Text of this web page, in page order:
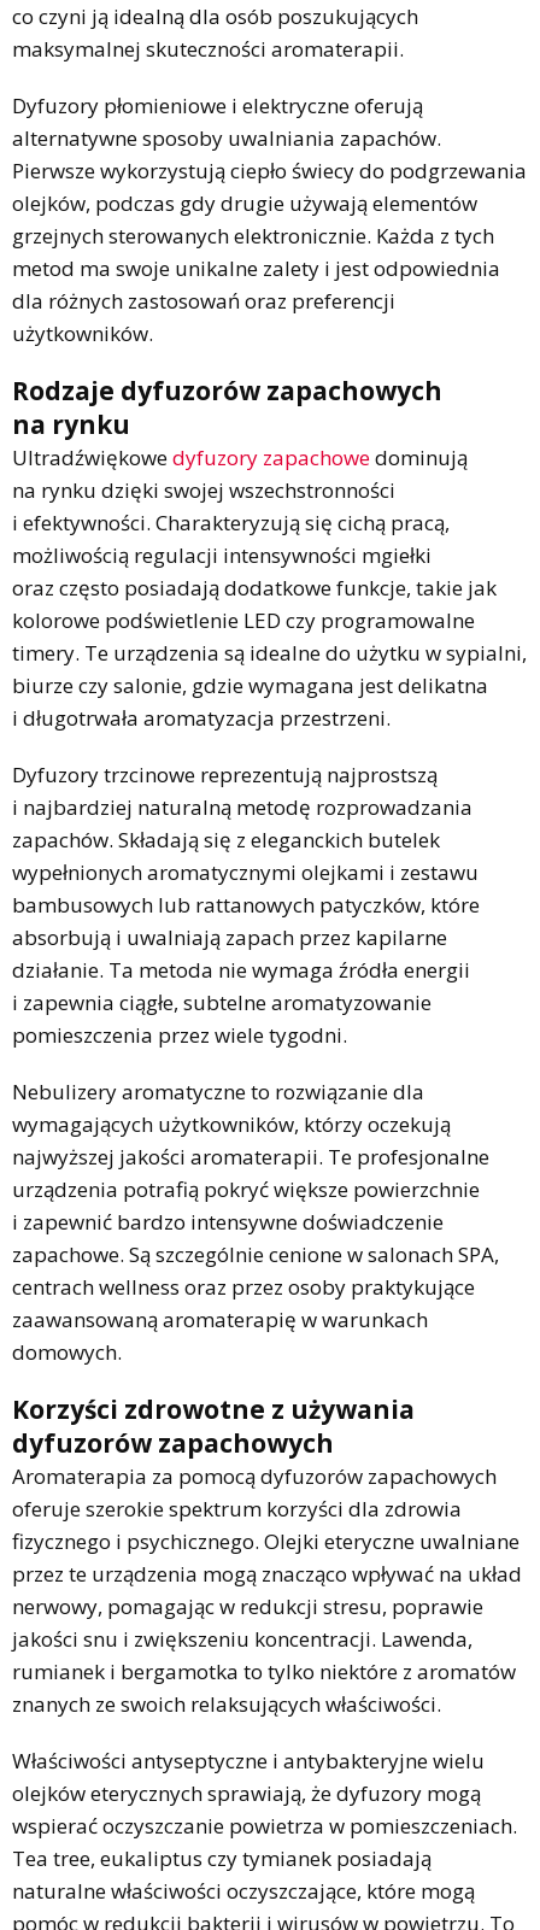
co czyni ją idealną dla osób poszukujących
maksymalnej skuteczności aromaterapii.
Dyfuzory płomieniowe i elektryczne oferują
alternatywne sposoby uwalniania zapachów.
Pierwsze wykorzystują ciepło świecy do podgrzewania
olejków, podczas gdy drugie używają elementów
grzejnych sterowanych elektronicznie. Każda z tych
metod ma swoje unikalne zalety i jest odpowiednia
dla różnych zastosowań oraz preferencji
użytkowników.
Rodzaje dyfuzorów zapachowych
na rynku
Ultradźwiękowedyfuzory zapachowedominują
na rynku dzięki swojej wszechstronności
i efektywności. Charakteryzują się cichą pracą,
możliwością regulacji intensywności mgiełki
oraz często posiadają dodatkowe funkcje, takie jak
kolorowe podświetlenie LED czy programowalne
timery. Te urządzenia są idealne do użytku w sypialni,
biurze czy salonie, gdzie wymagana jest delikatna
i długotrwała aromatyzacja przestrzeni.
Dyfuzory trzcinowe reprezentują najprostszą
i najbardziej naturalną metodę rozprowadzania
zapachów. Składają się z eleganckich butelek
wypełnionych aromatycznymi olejkami i zestawu
bambusowych lub rattanowych patyczków, które
absorbują i uwalniają zapach przez kapilarne
działanie. Ta metoda nie wymaga źródła energii
i zapewnia ciągłe, subtelne aromatyzowanie
pomieszczenia przez wiele tygodni.
Nebulizery aromatyczne to rozwiązanie dla
wymagających użytkowników, którzy oczekują
najwyższej jakości aromaterapii. Te profesjonalne
urządzenia potrafią pokryć większe powierzchnie
i zapewnić bardzo intensywne doświadczenie
zapachowe. Są szczególnie cenione w salonach SPA,
centrach wellness oraz przez osoby praktykujące
zaawansowaną aromaterapię w warunkach
domowych.
Korzyści zdrowotne z używania
dyfuzorów zapachowych
Aromaterapia za pomocą dyfuzorów zapachowych
oferuje szerokie spektrum korzyści dla zdrowia
fizycznego i psychicznego. Olejki eteryczne uwalniane
przez te urządzenia mogą znacząco wpływać na układ
nerwowy, pomagając w redukcji stresu, poprawie
jakości snu i zwiększeniu koncentracji. Lawenda,
rumianek i bergamotka to tylko niektóre z aromatów
znanych ze swoich relaksujących właściwości.
Właściwości antyseptyczne i antybakteryjne wielu
olejków eterycznych sprawiają, że dyfuzory mogą
wspierać oczyszczanie powietrza w pomieszczeniach.
Tea tree, eukaliptus czy tymianek posiadają
naturalne właściwości oczyszczające, które mogą
pomóc w redukcji bakterii i wirusów w powietrzu. To